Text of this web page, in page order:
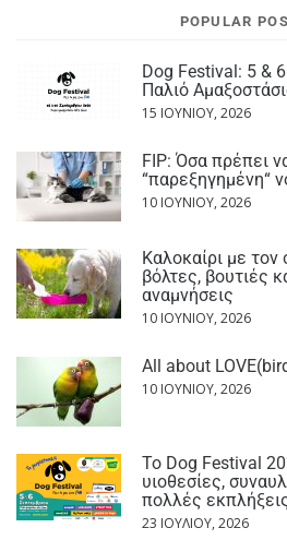
POPULAR
Dog Festival: 5 &
Παλιό
15 ΙΟΥΝΊΟΥ, 2026
FIP: Όσα πρέπει
“παρεξηγημένη“
10 ΙΟΥΝΊΟΥ, 2026
Καλοκαίρι με
βόλτες, βουτιές
αναμνήσεις
10 ΙΟΥΝΊΟΥ, 2026
All about
10 ΙΟΥΝΊΟΥ, 2026
Το Dog Festival
υιοθεσίες,
πολλές
23 ΙΟΥΛΊΟΥ, 2026